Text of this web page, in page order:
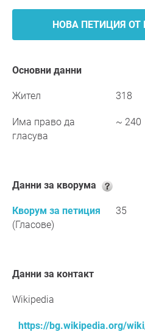
НОВА ПЕТИЦИЯ ОТ
Основни данни
Жител 318
Има право да
гласува
~ 240
Данни за кворума
Кворум за петиция
(Гласове)
35
Данни за контакт
Wikipedia
https://bg.wikipedia.org/